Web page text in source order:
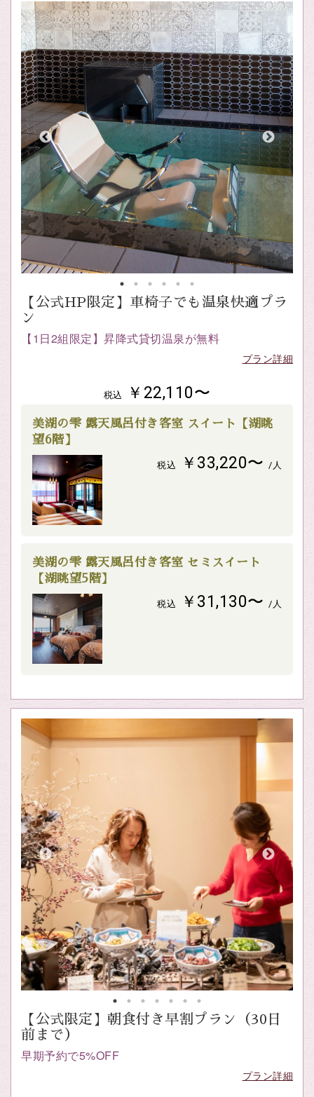
【公式HP限定】車椅子でも温泉快適プラ
ン
【1日2組限定】昇降式貸切温泉が無料
プラン詳細
税込 ￥22,110〜
美湖の雫 露天風呂付き客室 スイート【湖眺
望6階】
税込 ￥33,220〜 /人
美湖の雫 露天風呂付き客室 セミスイート
【湖眺望5階】
税込 ￥31,130〜 /人
【公式限定】朝食付き早割プラン（30日
前まで）
早期予約で5%OFF
プラン詳細